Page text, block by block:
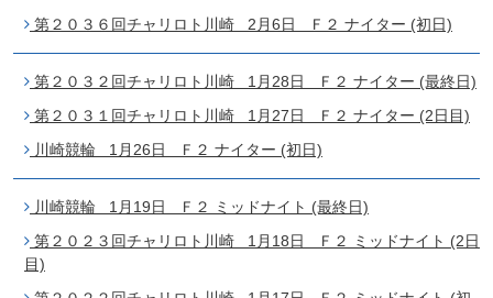
第２０３６回チャリロト川崎 2月6日 Ｆ２ ナイター (初日)
第２０３２回チャリロト川崎 1月28日 Ｆ２ ナイター (最終日)
第２０３１回チャリロト川崎 1月27日 Ｆ２ ナイター (2日目)
川崎競輪 1月26日 Ｆ２ ナイター (初日)
川崎競輪 1月19日 Ｆ２ ミッドナイト (最終日)
第２０２３回チャリロト川崎 1月18日 Ｆ２ ミッドナイト (2日
目)